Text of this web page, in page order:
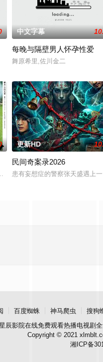
立“斩毒行动”专案组，借调
中文字幕
每晚与隔壁男人怀孕性爱
舞原希里,佐川金二
念头，在说服主编姚松、老乡
“废用身”——因瘫痪等原因已无恢
更新HD
民间奇案录2026
患有妄想症的警察张天盛遇上
百度蜘蛛 神马爬虫 搜狗
辰影院在线免费观看热播电视剧
Copyright © 2021
湘ICP备